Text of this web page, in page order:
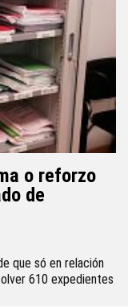
o reforzo
de
que só en relación
610 expedientes